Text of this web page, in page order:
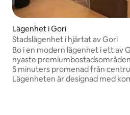
Lägenhet i Gori
Stadslägenhet i hjärtat av Gori
Bo i en modern lägenhet i ett av
nyaste
5 minuters promenad från
Lägenheten är designad med